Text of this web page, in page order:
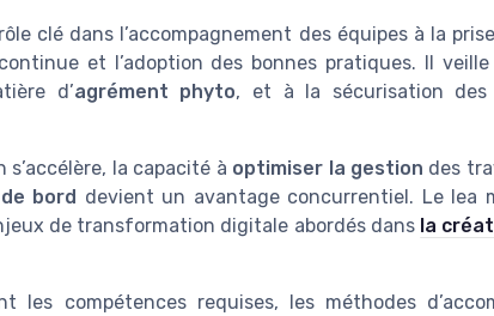
clé dans l’accompagnement des équipes à la
continue et l’adoption des bonnes pratiques. Il
d’agrément phyto, et à la sécurisation des
la capacité à optimiser la gestion des
bord devient un avantage concurrentiel. Le lea
de transformation digitale abordés dans la
les compétences requises, les méthodes